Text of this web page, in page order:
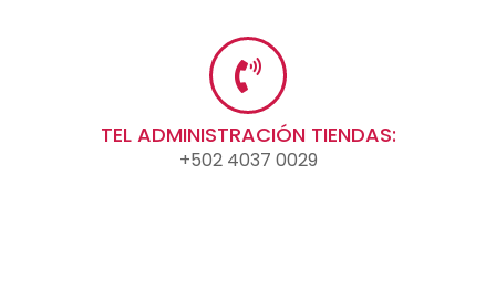
TEL ADMINISTRACIÓN TIENDAS:
+502 4037 0029